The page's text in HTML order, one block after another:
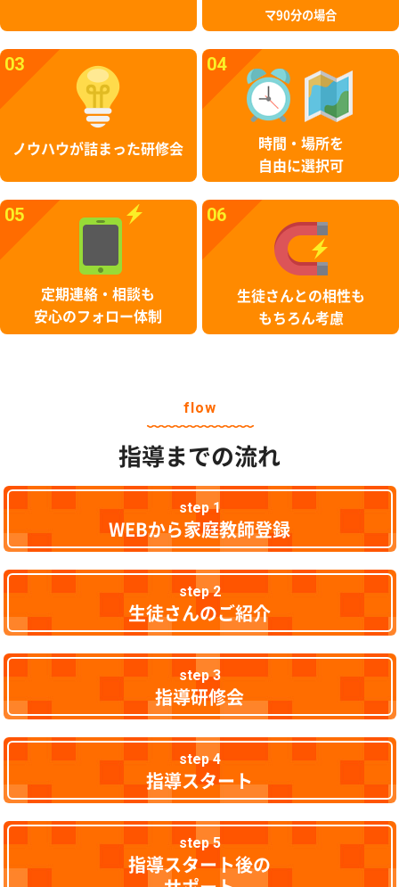
マ90分の場合
03
ノウハウが詰まった研修会
04
時間・場所を
自由に選択可
05
定期連絡・相談も
安心のフォロー体制
06
生徒さんとの相性も
もちろん考慮
flow
指導までの流れ
step 1
WEBから家庭教師登録
step 2
生徒さんのご紹介
step 3
指導研修会
step 4
指導スタート
step 5
指導スタート後の